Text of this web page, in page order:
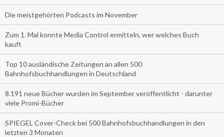
Die meistgehörten Podcasts im November
Zum 1. Mal konnte Media Control ermitteln, wer welches Buch
kauft
Top 10 ausländische Zeitungen an allen 500
Bahnhofsbuchhandlungen in Deutschland
8.191 neue Bücher wurden im September veröffentlicht - darunter
viele Promi-Bücher
SPIEGEL Cover-Check bei 500 Bahnhofsbuchhandlungen in den
letzten 3 Monaten